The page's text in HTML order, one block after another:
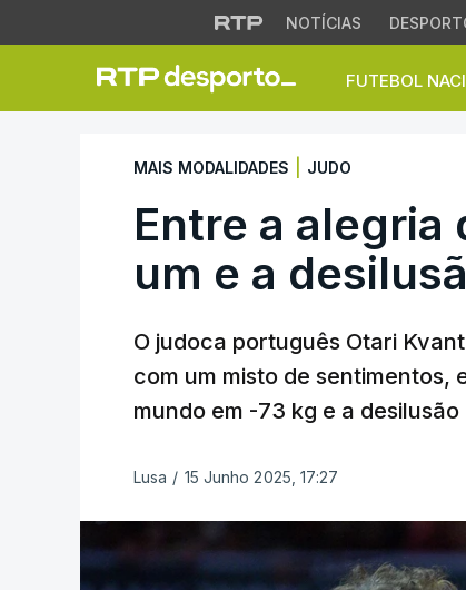
NOTÍCIAS
FUTEBOL
Entre a alegria
MAIS MODALIDADES JUDO
Entre a alegria
um e a
O judoca português Otari
com um misto de
mundo em -73 kg e a
Lusa / 15 Junho 2025, 17:27